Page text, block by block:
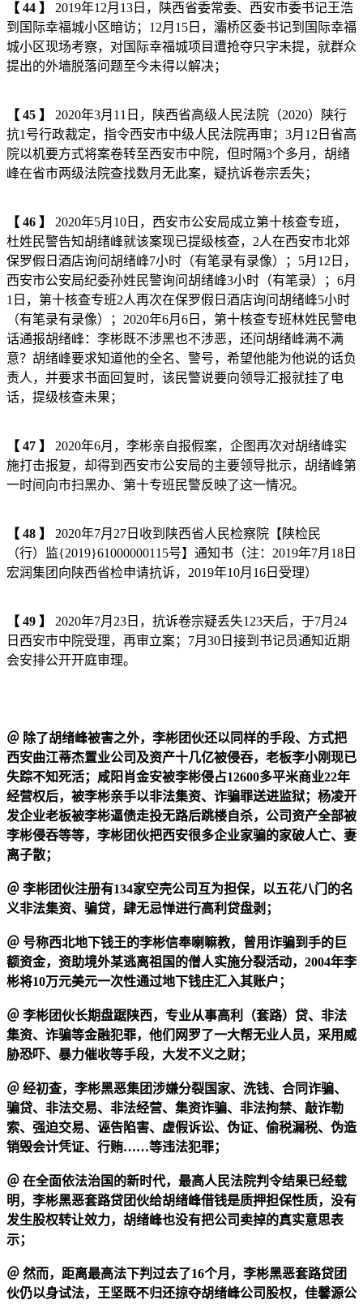
【 44 】
2019年12月13日，陕西省委常委、西安市委书记王浩
到国际幸福城小区暗访；12月15日，灞桥区委书记到国际幸福
城小区现场考察，对国际幸福城项目遭抢夺只字未提，就群众
提出的外墙脱落问题至今未得以解决；
【 45 】
2020年3月11日，陕西省高级人民法院（2020）陕行
抗1号行政裁定，指令西安市中级人民法院再审；3月12日省高
院以机要方式将案卷转至西安市中院，但时隔3个多月，胡绪
峰在省市两级法院查找数月无此案，疑抗诉卷宗丢失；
【 46 】
2020年5月10日，西安市公安局成立第十核查专班，
杜姓民警告知胡绪峰就该案现已提级核查，2人在西安市北郊
保罗假日酒店询问胡绪峰7小时（有笔录有录像）；5月12日，
西安市公安局纪委孙姓民警询问胡绪峰3小时（有笔录）；6月
1日，第十核查专班2人再次在保罗假日酒店询问胡绪峰5小时
（有笔录有录像）；2020年6月6日，第十核查专班林姓民警电
话通报胡绪峰：李彬既不涉黑也不涉恶，还问胡绪峰满不满
意？胡绪峰要求知道他的全名、警号，希望他能为他说的话负
责人，并要求书面回复时，该民警说要向领导汇报就挂了电
话，提级核查未果；
【 47 】
2020年6月，李彬亲自报假案，企图再次对胡绪峰实
施打击报复，却得到西安市公安局的主要领导批示，胡绪峰第
一时间向市扫黑办、第十专班民警反映了这一情况。
【 48 】
2020年7月27日收到陕西省人民检察院【陕检民
（行）监{2019}61000000115号】通知书（注：2019年7月18日
宏润集团向陕西省检申请抗诉，2019年10月16日受理）
【 49 】
2020年7月23日，抗诉卷宗疑丢失123天后，于7月24
日西安市中院受理，再审立案；7月30日接到书记员通知近期
会安排公开开庭审理。
＠ 除了胡绪峰被害之外，李彬团伙还以同样的手段、方式把
西安曲江蒂杰置业公司及资产十几亿被侵吞，老板李小刚现已
失踪不知死活；咸阳肖金安被李彬侵占12600多平米商业22年
经营权后，被李彬亲手以非法集资、诈骗罪送进监狱；杨凌开
发企业老板被李彬逼债走投无路后跳楼自杀，公司资产全部被
李彬侵吞等等，李彬团伙把西安很多企业家骗的家破人亡、妻
离子散；
＠ 李彬团伙注册有134家空壳公司互为担保，以五花八门的名
义非法集资、骗贷，肆无忌惮进行高利贷盘剥；
＠ 号称西北地下钱王的李彬信奉喇嘛教，曾用诈骗到手的巨
额资金，资助境外某逃离祖国的僧人实施分裂活动，2004年李
彬将10万元美元一次性通过地下钱庄汇入其账户；
＠ 李彬团伙长期盘踞陕西，专业从事高利（套路）贷、非法
集资、诈骗等金融犯罪，他们网罗了一大帮无业人员，采用威
胁恐吓、暴力催收等手段，大发不义之财；
＠ 经初查，李彬黑恶集团涉嫌分裂国家、洗钱、合同诈骗、
骗贷、非法交易、非法经营、集资诈骗、非法拘禁、敲诈勒
索、强迫交易、诬告陷害、虚假诉讼、伪证、偷税漏税、伪造
销毁会计凭证、行贿……等违法犯罪；
＠ 在全面依法治国的新时代，最高人民法院判令结果已经载
明，李彬黑恶套路贷团伙给胡绪峰借钱是质押担保性质，没有
发生股权转让效力，胡绪峰也没有把公司卖掉的真实意思表
示；
＠ 然而，距离最高法下判过去了16个月，李彬黑恶套路贷团
伙仍以身试法，王坚既不归还掠夺胡绪峰公司股权，佳馨源公